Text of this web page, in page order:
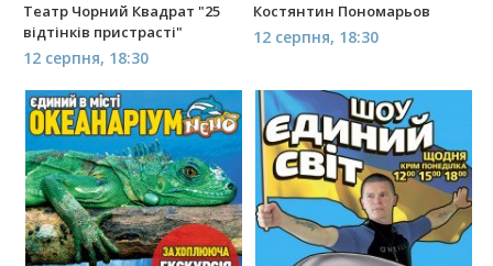
Театр Чорний Квадрат "25
відтінків пристрасті"
12 серпня, 18:30
Костянтин Пономарьов
12 серпня, 18:30